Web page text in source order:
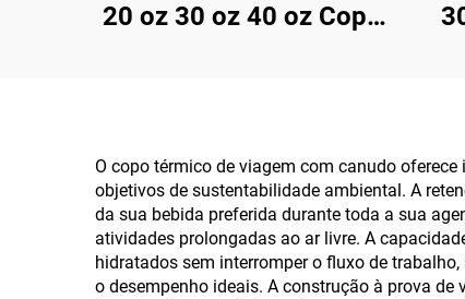
20 oz 30 oz 40 oz Copo
30oz 40oz Copo com
Alça
O copo térmico de viagem com canudo
objetivos de sustentabilidade ambiental. A
da sua bebida preferida durante toda a sua
atividades prolongadas ao ar livre. A
hidratados sem interromper o fluxo de
o desempenho ideais. A construção à prova